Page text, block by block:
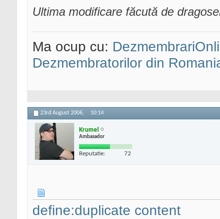
Ultima modificare făcută de
Ma ocup cu:
Dezmembratorilor din
23rd August 2006, 10:14
Krumel
Ambasador
Reputatie: 72
define:duplicate content